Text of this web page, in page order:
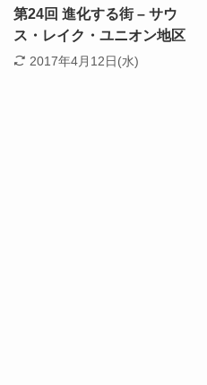
第24回 進化する街 – サウ
ス・レイク・ユニオン地区
2017年4月12日(水)